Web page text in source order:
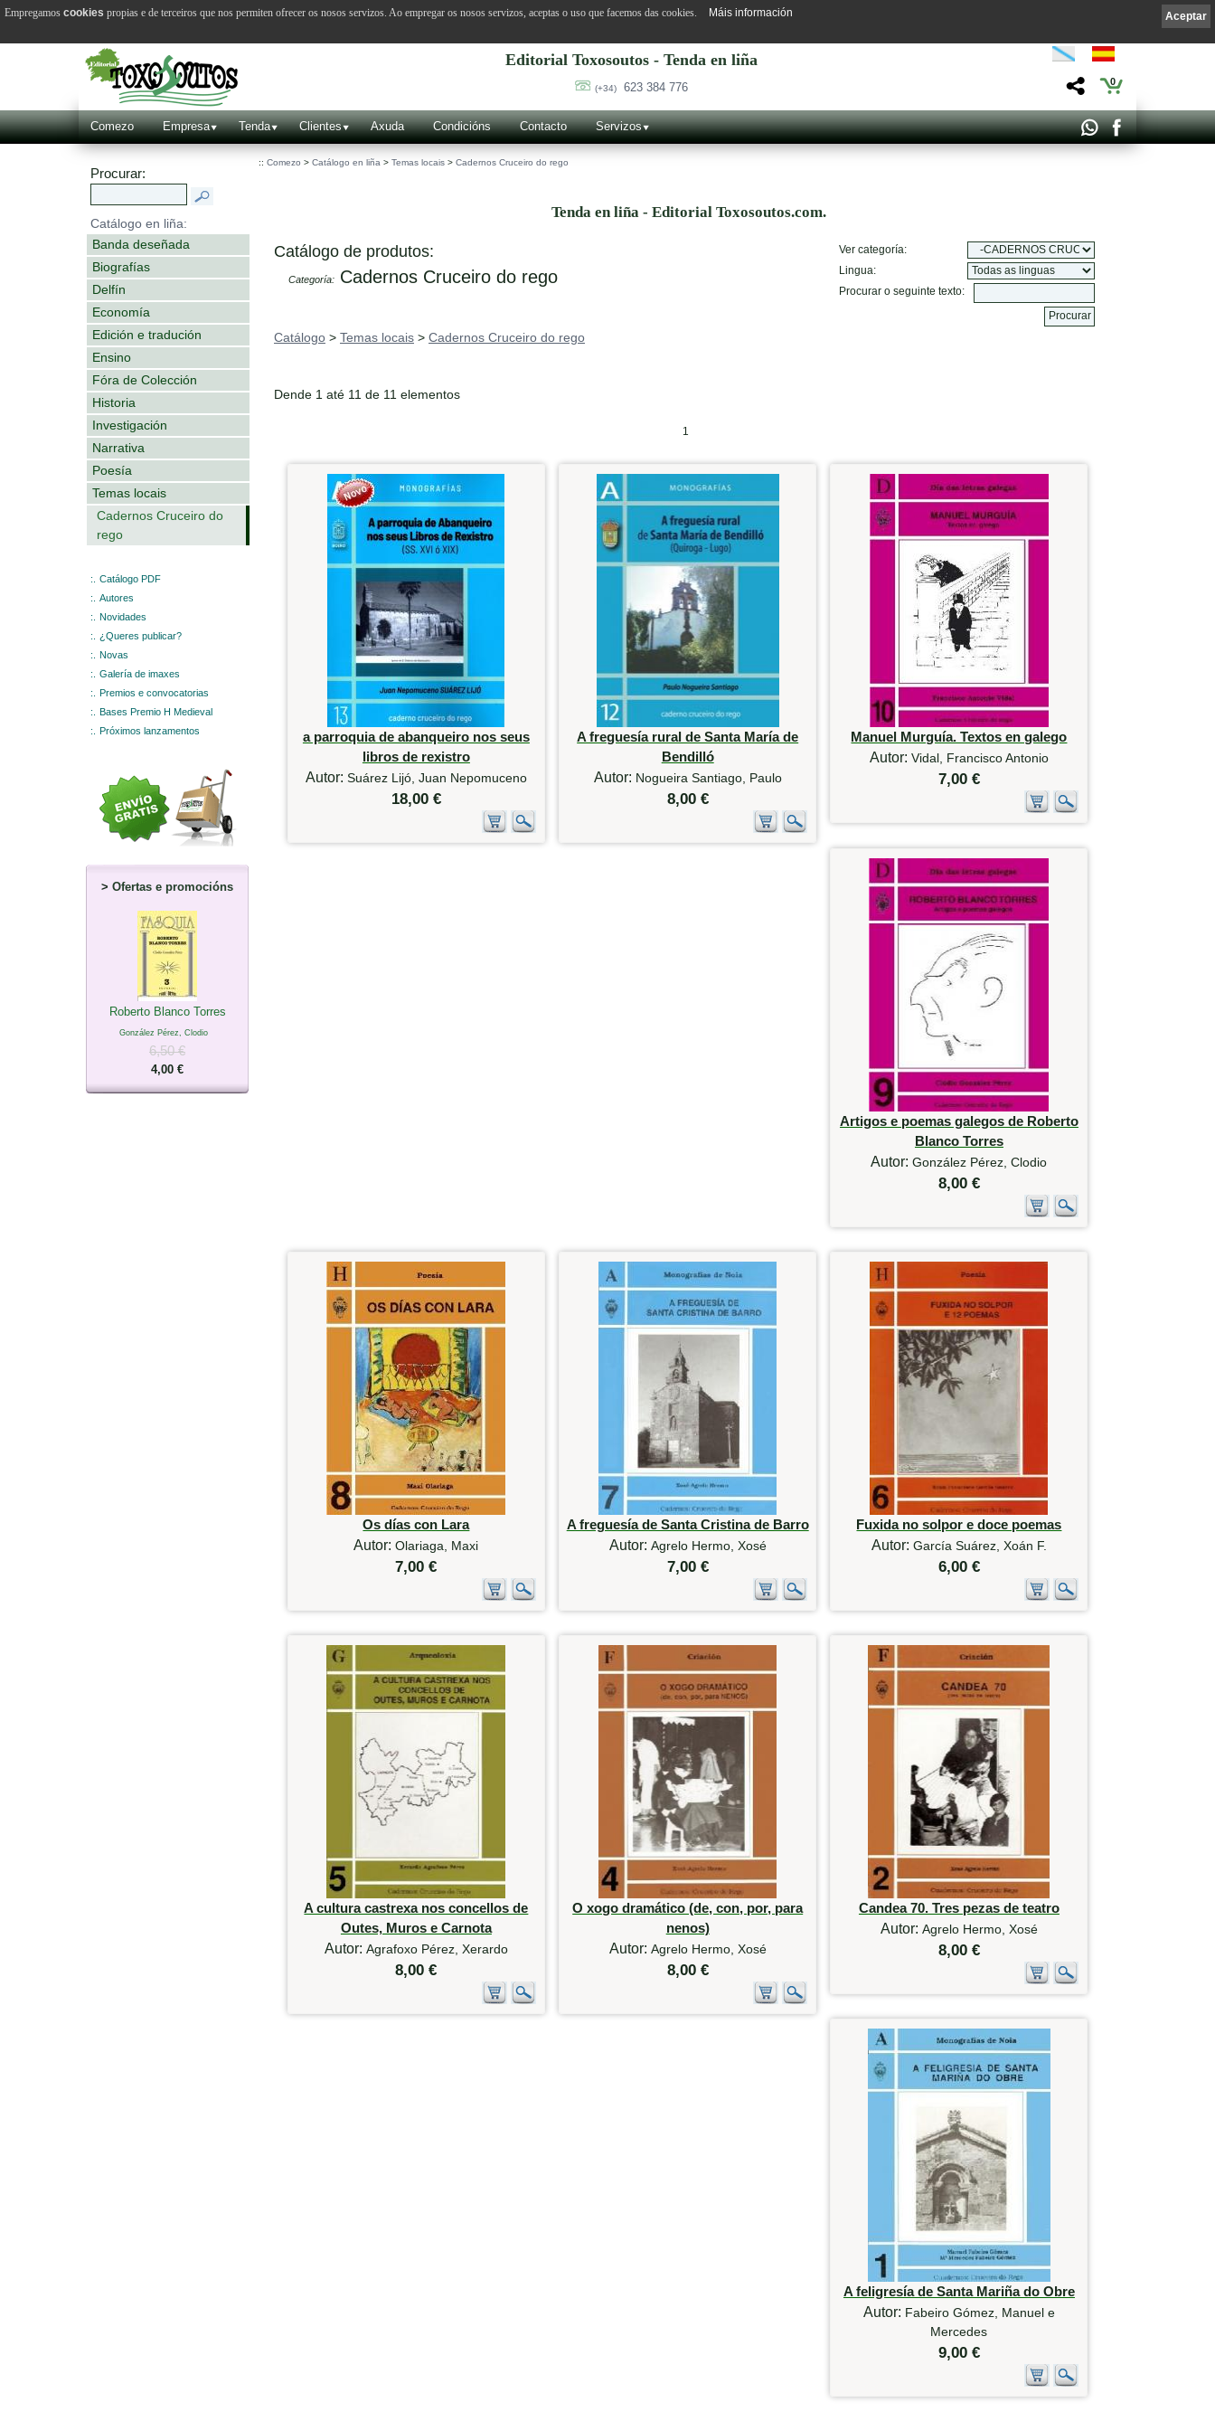
Editorial Toxosoutos - Tenda en liña
(+34) 623 384 776 0
Comezo Empresa Tenda Clientes Axuda Condicións Contacto Servizos
Procurar:
Catálogo en liña:
Banda deseñada
Biografías
Delfín
Economía
Edición e tradución
Ensino
Fóra de Colección
Historia
Investigación
Narrativa
Poesía
Temas locais
Cadernos Cruceiro do
rego
:.
Catálogo PDF
:.
Autores
:.
Novidades
:.
¿Queres publicar?
:.
Novas
:.
Galería de imaxes
:.
Premios e convocatorias
:.
Bases Premio H Medieval
:.
Próximos lanzamentos
> Ofertas e promocións
Roberto Blanco Torres
González Pérez, Clodio
6,50 €
4,00 €
:: Comezo > Catálogo en liña > Temas locais > Cadernos Cruceiro do rego
Tenda en liña - Editorial Toxosoutos.com.
Catálogo de produtos:
Categoría: Cadernos Cruceiro do rego
Ver categoría:
Lingua:
Procurar o seguinte texto:
Catálogo > Temas locais > Cadernos Cruceiro do rego
Dende 1 até 11 de 11 elementos
1
a parroquia de abanqueiro nos seus
libros de rexistro
Autor: Suárez Lijó, Juan Nepomuceno
18,00 €
A freguesía rural de Santa María de
Bendilló
Autor: Nogueira Santiago, Paulo
8,00 €
Manuel Murguía. Textos en galego
Autor: Vidal, Francisco Antonio
7,00 €
Artigos e poemas galegos de Roberto
Blanco Torres
Autor:González Pérez, Clodio
8,00 €
Os días con Lara
Autor:Olariaga, Maxi
7,00 €
A freguesía de Santa Cristina de Barro
Autor: Agrelo Hermo, Xosé
7,00 €
Fuxida no solpor e doce poemas
Autor: García Suárez, Xoán F.
6,00 €
A cultura castrexa nos concellos de
Outes, Muros e Carnota
Autor: Agrafoxo Pérez, Xerardo
8,00 €
O xogo dramático (de, con, por, para
nenos)
Autor: Agrelo Hermo, Xosé
8,00 €
Candea 70. Tres pezas de teatro
Autor: Agrelo Hermo, Xosé
8,00 €
A feligresía de Santa Mariña do Obre
Autor: Fabeiro Gómez, Manuel e
Mercedes
9,00 €
Aceptar
Empregamos cookies propias e de terceiros que nos permiten ofrecer os nosos servizos. Ao empregar os nosos servizos, aceptas o uso que facemos das cookies. Máis información